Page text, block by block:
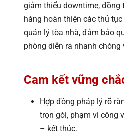
giảm thiểu downtime, đồng
hàng hoàn thiện các thủ
quản lý tòa nhà, đảm bảo
phòng diễn ra nhanh chóng
Cam kết vững
Hợp đồng pháp lý rõ
trọn gói, phạm vi công
– kết thúc.